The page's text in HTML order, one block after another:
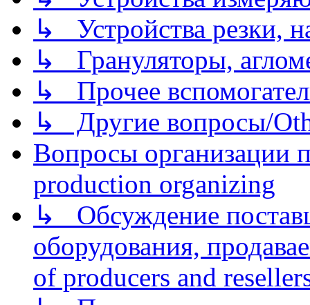
↳ Устройства резки,
↳ Грануляторы,
↳ Прочее
↳ Другие вопросы/
Вопросы организации
production organizing
↳ Обсуждение
оборудования,
of producers and